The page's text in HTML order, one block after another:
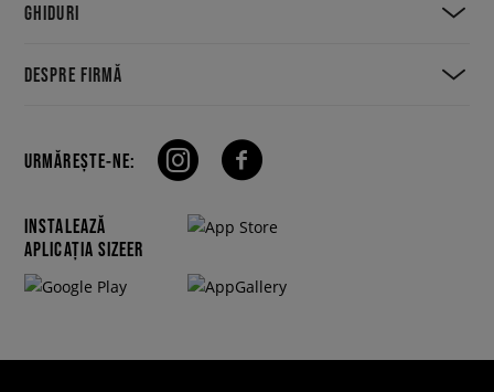
GHIDURI
DESPRE FIRMĂ
URMĂREȘTE-NE:
INSTALEAZĂ
APLICAȚIA SIZEER